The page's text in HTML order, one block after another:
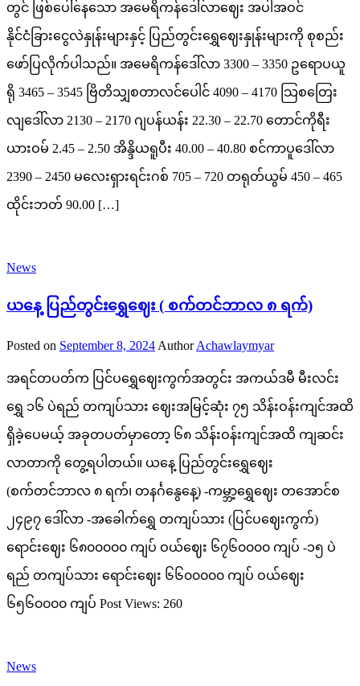
တွင် ဖြစ်ပေါ်နေသော အမေရိကန်ဒေါ်လာဈေး အပါအဝင်
နိုင်ငံခြားငွေလဲနှုန်းများနှင့် ပြည်တွင်းရွှေဈေးနှုန်းများကို စုစည်း
ဖော်ပြလိုက်ပါသည်။ အမေရိကန်ဒေါ်လာ 3300 – 3350 ဥရောပယူ
ရို 3465 – 3545 ဗြိတိသျှစတာလင်ပေါင် 4090 – 4170 သြစတြေး
လျဒေါ်လာ 2130 – 2170 ဂျပန်ယန်း 22.30 – 22.70 တောင်ကိုရီး
ယားဝမ် 2.45 – 2.50 အိန္ဒိယရူပီး 40.00 – 40.80 စင်ကာပူဒေါ်လာ
2390 – 2450 မလေးရှားရင်းဂစ် 705 – 720 တရုတ်ယွမ် 450 – 465
ထိုင်းဘတ် 90.00 […]
News
ယနေ့ ပြည်တွင်းရွှေဈေး ( စက်တင်ဘာလ ၈ ရက်)
Posted on September 8, 2024 Author Achawlaymyar
အရင်တပတ်က ပြင်ပရွှေဈေးကွက်အတွင်း အကယ်ဒမီ မီးလင်း
ရွှေ ၁၆ ပဲရည် တကျပ်သား ဈေးအမြင့်ဆုံး ၇၅ သိန်းဝန်းကျင်အထိ
ရှိခဲ့ပေမယ့် အခုတပတ်မှာတော့ ၆၈ သိန်းဝန်းကျင်အထိ ကျဆင်း
လာတာကို တွေ့ရပါတယ်။ ယနေ့ ပြည်တွင်းရွှေဈေး
(စက်တင်ဘာလ ၈ ရက်၊ တနင်္ဂနွေနေ့) -ကမ္ဘာ့ရွှေဈေး တအောင်စ
၂၄၉၇ ဒေါ်လာ -အခေါက်ရွှေ တကျပ်သား (ပြင်ပဈေးကွက်)
ရောင်းဈေး ၆၈၀၀၀၀၀ ကျပ် ဝယ်ဈေး ၆၇၆၀၀၀၀ ကျပ် -၁၅ ပဲ
ရည် တကျပ်သား ရောင်းဈေး ၆၆၀၀၀၀၀ ကျပ် ဝယ်ဈေး
၆၅၆၀၀၀၀ ကျပ် Post Views: 260
News